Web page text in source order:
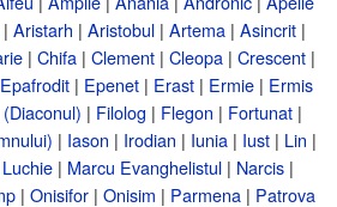
Aristarh | Aristobul| Artema| Asincrit|
| Chifa| Clement| Cleopa| Crescent|
Epafrodit| Epenet| Erast| Ermie| Ermis
| Filolog | Flegon | Fortunat |
| Iason | Irodian | Iunia | Iust | Lin |
Luchie| Marcu Evanghelistul| Narcis|
| Onisifor | Onisim | Parmena | Patrova